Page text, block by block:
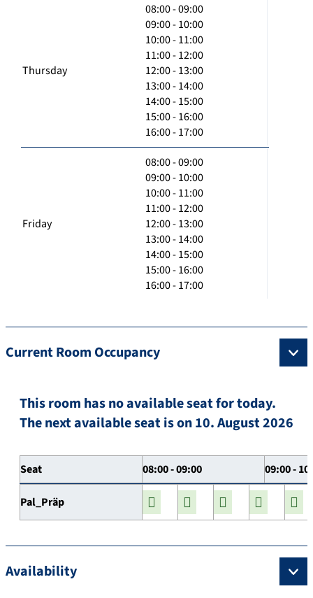
Thursday
08:00 - 09:00
09:00 - 10:00
10:00 - 11:00
11:00 - 12:00
12:00 - 13:00
13:00 - 14:00
14:00 - 15:00
15:00 - 16:00
16:00 - 17:00
Friday
08:00 - 09:00
09:00 - 10:00
10:00 - 11:00
11:00 - 12:00
12:00 - 13:00
13:00 - 14:00
14:00 - 15:00
15:00 - 16:00
16:00 - 17:00
Current Room Occupancy
This room has no available seat for today.
The next available seat is on 10. August 2026
Seat 08:00 - 09:00 09:00 -
Pal_Präp
Availability